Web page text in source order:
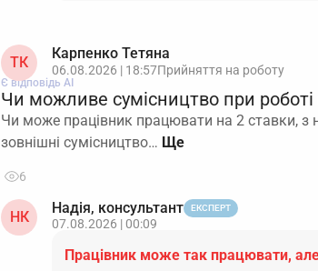
ТК
Карпенко Тетяна
06.08.2026 | 18:57Прийняття на роботу
Є відповідь АІ
Чи можливе сумісництво при роботі
Чи може працівник працювати на 2 ставки, з
зовнішні сумісництво…
6
НК
Надія, консультант ЕКСПЕРТ
07.08.2026 | 00:09
Працівник може так працювати,